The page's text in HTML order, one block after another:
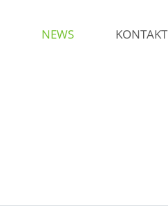
NEWS KONTAKT